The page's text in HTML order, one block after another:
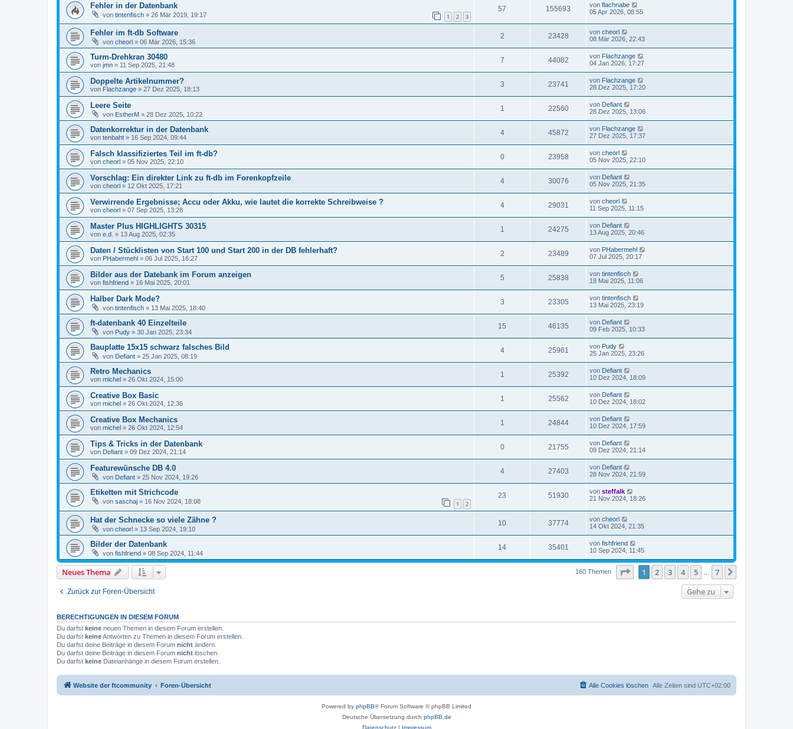
Fehler in der Datenbank
von tintenfisch » 26 Mär 2019, 19:17 1 2 3
57 155693 von flachnabe
05 Apr 2026, 08:55
Fehler im ft-db Software
von cheorl » 06 Mär 2026, 15:36
2 23428 von cheorl
08 Mär 2026, 22:43
Turm-Drehkran 30480
von jmn » 11 Sep 2025, 21:48
7 44082 von Flachzange
04 Jan 2026, 17:27
Doppelte Artikelnummer?
von Flachzange » 27 Dez 2025, 18:13
3 23741 von Flachzange
28 Dez 2025, 17:20
Leere Seite
von EstherM » 28 Dez 2025, 10:22
1 22560 von Defiant
28 Dez 2025, 13:06
Datenkorrektur in der Datenbank
von tenbaht » 16 Sep 2024, 09:44
4 45872 von Flachzange
27 Dez 2025, 17:37
Falsch klassifiziertes Teil im ft-db?
von cheorl » 05 Nov 2025, 22:10
0 23958 von cheorl
05 Nov 2025, 22:10
Vorschlag: Ein direkter Link zu ft-db im Forenkopfzeile
von cheorl » 12 Okt 2025, 17:21
4 30076 von Defiant
05 Nov 2025, 21:35
Verwirrende Ergebnisse; Accu oder Akku, wie lautet die korrekte Schreibweise ?
von cheorl » 07 Sep 2025, 13:28
4 29031 von cheorl
11 Sep 2025, 11:15
Master Plus HIGHLIGHTS 30315
von e.d. » 13 Aug 2025, 02:35
1 24275 von Defiant
13 Aug 2025, 20:46
Daten / Stücklisten von Start 100 und Start 200 in der DB fehlerhaft?
von PHabermehl » 06 Jul 2025, 16:27
2 23489 von PHabermehl
07 Jul 2025, 20:17
Bilder aus der Datebank im Forum anzeigen
von fishfriend » 16 Mai 2025, 20:01
5 25838 von tintenfisch
18 Mai 2025, 11:06
Halber Dark Mode?
von tintenfisch » 13 Mai 2025, 18:40
3 23305 von tintenfisch
13 Mai 2025, 23:19
ft-datenbank 40 Einzelteile
von Pudy » 30 Jan 2025, 23:34
15 46135 von Defiant
09 Feb 2025, 10:33
Bauplatte 15x15 schwarz falsches Bild
von Defiant » 25 Jan 2025, 08:19
4 25961 von Pudy
25 Jan 2025, 23:26
Retro Mechanics
von michel » 26 Okt 2024, 15:00
1 25392 von Defiant
10 Dez 2024, 18:09
Creative Box Basic
von michel » 26 Okt 2024, 12:36
1 25562 von Defiant
10 Dez 2024, 18:02
Creative Box Mechanics
von michel » 26 Okt 2024, 12:54
1 24844 von Defiant
10 Dez 2024, 17:59
Tips & Tricks in der Datenbank
von Defiant » 09 Dez 2024, 21:14
0 21755 von Defiant
09 Dez 2024, 21:14
Featurewünsche DB 4.0
von Defiant » 25 Nov 2024, 19:26
4 27403 von Defiant
28 Nov 2024, 21:59
Etiketten mit Strichcode
von saschaj » 16 Nov 2024, 18:08 1 2
23 51930 von steffalk
21 Nov 2024, 18:26
Hat der Schnecke so viele Zähne ?
von cheorl » 13 Sep 2024, 19:10
10 37774 von cheorl
14 Okt 2024, 21:35
Bilder der Datenbank
von fishfriend » 08 Sep 2024, 11:44
14 35401 von fishfriend
10 Sep 2024, 11:45
Neues Thema 160 Themen Seite von7
1 2 3 4 5 7
Zurück zur Foren-Übersicht Gehe zu
BERECHTIGUNGEN IN DIESEM FORUM
Du darfst keine neuen Themen in diesem Forum erstellen.
Du darfst keineAntworten zu Themen in diesem Forum erstellen.
Du darfst deine Beiträge in diesem Forum nicht ändern.
Du darfst deine Beiträge in diesem Forum nicht löschen.
Du darfst keine Dateianhänge in diesem Forum erstellen.
Website der ftcommunity Foren-Übersicht Alle Zeiten sind UTC+02:00
Alle Cookies löschen
Powered by phpBB® Forum Software © phpBB Limited
Deutsche Übersetzung durch phpBB.de